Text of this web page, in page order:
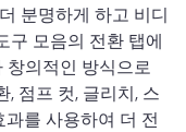
분명하게 하고 비디
구 모음의 전환 탭에
의적인 방식으로
, 점프 컷, 글리치, 스
를 사용하여 더 전